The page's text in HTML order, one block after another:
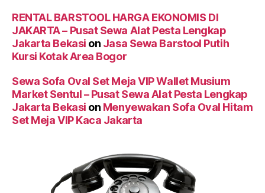
RENTAL BARSTOOL HARGA EKONOMIS DI
JAKARTA – Pusat Sewa Alat Pesta Lengkap
Jakarta Bekasi on Jasa Sewa Barstool Putih
Kursi Kotak Area Bogor
Sewa Sofa Oval Set Meja VIP Wallet Musium
Market Sentul – Pusat Sewa Alat Pesta Lengkap
Jakarta Bekasi on Menyewakan Sofa Oval Hitam
Set Meja VIP Kaca Jakarta